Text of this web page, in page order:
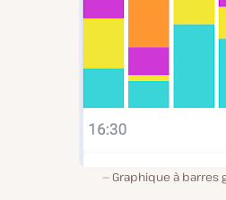
Graphique à barres